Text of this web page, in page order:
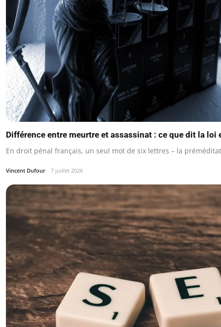
Différence entre meurtre et assassinat : ce que dit la loi
En droit pénal français, un seul mot de six lettres – la
Vincent Dufour 7 juillet 2026